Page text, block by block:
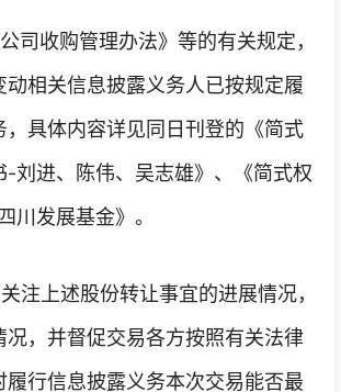
司收购管理办法》等的有关规定，
动相关信息披露义务人已按规定履
，具体内容详见同日刊登的《简式
-刘进、陈伟、吴志雄》、《简式权
川发展基金》。
注上述股份转让事宜的进展情况，
况，并督促交易各方按照有关法律
履行信息披露义务本次交易能否最